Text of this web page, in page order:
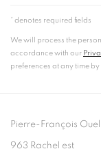
* denotes required fields
We will process the
accordance with our
preferences at any time
Pierre-François
963 Rachel est